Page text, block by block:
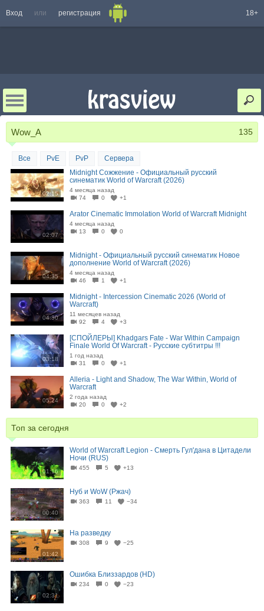
Вход или регистрация 18+
Wow_A 135
Все PvE PvP Сервера
02:15
Midnight Сожжение - Официальный русский
синематик World of Warcraft (2026)
4 месяца назад
74
0 +1
02:07
Arator Cinematic Immolation World of Warcraft Midnight
4 месяца назад
13
0 0
04:35
Midnight - Официальный русский синематик Новое
дополнение World of Warcraft (2026)
4 месяца назад
46
1 +1
04:30
Midnight - Intercession Cinematic 2026 (World of
Warcraft)
11 месяцев назад
92
4 +3
03:18
[СПОЙЛЕРЫ] Khadgars Fate - War Within Campaign
Finale World Of Warcraft - Русские субтитры !!!
1 год назад
31
0 +1
05:24
Alleria - Light and Shadow, The War Within, World of
Warcraft
2 года назад
20
0 +2
Топ за сегодня
01:16
World of Warcraft Legion - Смерть Гул'дана в Цитадели
Ночи (RUS)
455 5 +13
00:40
Нуб и WoW (Ржач)
363 11 −34
01:42
На разведку
308 9 −25
02:31
Ошибка Близзардов (HD)
234 0 −23